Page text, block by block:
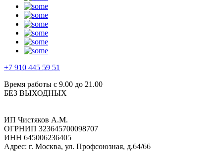
+7 910 445 59 51
Время работы с 9.00 до 21.00
БЕЗ ВЫХОДНЫХ
ИП Чистяков А.М.
ОГРНИП 323645700098707
ИНН 645006236405
Адрес: г. Москва, ул. Профсоюзная, д.64/66